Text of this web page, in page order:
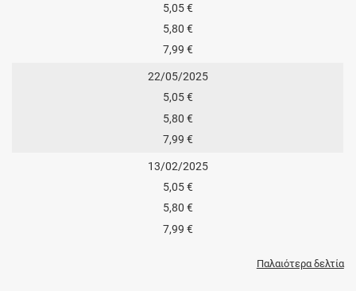
5,05 €
5,80 €
7,99 €
22/05/2025
5,05 €
5,80 €
7,99 €
13/02/2025
5,05 €
5,80 €
7,99 €
Παλαιότερα δελτία